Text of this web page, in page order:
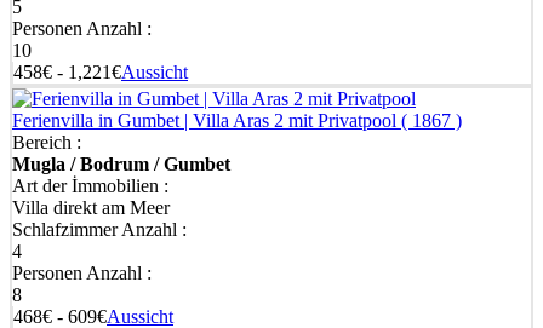
5
Personen Anzahl :
10
458€ - 1,221€Aussicht
Ferienvilla in Gumbet | Villa Aras 2 mit Privatpool ( 1867 )
Bereich :
Mugla / Bodrum / Gumbet
Art der İmmobilien :
Villa direkt am Meer
Schlafzimmer Anzahl :
4
Personen Anzahl :
8
468€ - 609€Aussicht